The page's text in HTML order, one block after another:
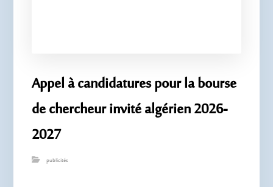
Appel à candidatures pour la bourse
de chercheur invité algérien 2026-
2027
publicités